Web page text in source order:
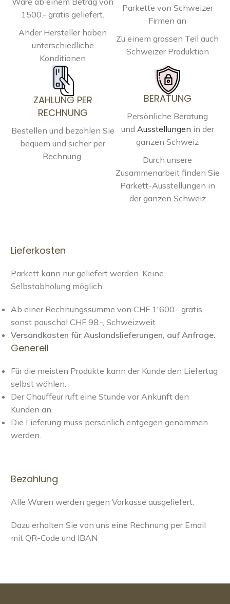
1500.- gratis geliefert.
Ander Hersteller haben
unterschiedliche
Konditionen
Parkette von Schweizer
Firmen an
Zu einem grossen Teil auch
Schweizer Produktion
ZAHLUNG PER
RECHNUNG
Bestellen und bezahlen Sie
bequem und sicher per
Rechnung.
BERATUNG
Persönliche Beratung
und Ausstellungen in der
ganzen Schweiz
Durch unsere
Zusammenarbeit finden Sie
Parkett-Ausstellungen in
der ganzen Schweiz
Lieferkosten
Parkett kann nur geliefert werden. Keine
Selbstabholung möglich.
Ab einer Rechnungssumme von CHF 1'600.- gratis,
sonst pauschal CHF 98.-, Schweizweit
Versandkosten für Auslandslieferungen, auf Anfrage.
Generell
Für die meisten Produkte kann der Kunde den Liefertag
selbst wählen.
Der Chauffeur ruft eine Stunde vor Ankunft den
Kunden an.
Die Lieferung muss persönlich entgegen genommen
werden.
Bezahlung
Alle Waren werden gegen Vorkasse ausgeliefert.
Dazu erhalten Sie von uns eine Rechnung per Email
mit QR-Code und IBAN